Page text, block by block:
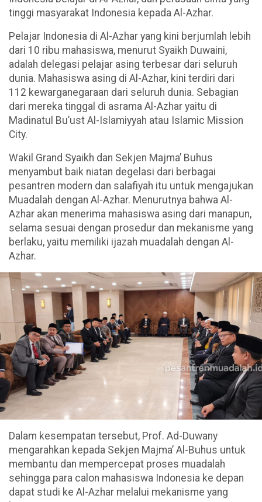
tinggi masyarakat Indonesia kepada Al-Azhar.
Pelajar Indonesia di Al-Azhar yang kini berjumlah lebih
dari 10 ribu mahasiswa, menurut Syaikh Duwaini,
adalah delegasi pelajar asing terbesar dari seluruh
dunia. Mahasiswa asing di Al-Azhar, kini terdiri dari
112 kewarganegaraan dari seluruh dunia. Sebagian
dari mereka tinggal di asrama Al-Azhar yaitu di
Madinatul Bu’ust Al-Islamiyyah atau Islamic Mission
City.
Wakil Grand Syaikh dan Sekjen Majma’ Buhus
menyambut baik niatan degelasi dari berbagai
pesantren modern dan salafiyah itu untuk mengajukan
Muadalah dengan Al-Azhar. Menurutnya bahwa Al-
Azhar akan menerima mahasiswa asing dari manapun,
selama sesuai dengan prosedur dan mekanisme yang
berlaku, yaitu memiliki ijazah muadalah dengan Al-
Azhar.
Dalam kesempatan tersebut, Prof. Ad-Duwany
mengarahkan kepada Sekjen Majma’ Al-Buhus untuk
membantu dan mempercepat proses muadalah
sehingga para calon mahasiswa Indonesia ke depan
dapat studi ke Al-Azhar melalui mekanisme yang